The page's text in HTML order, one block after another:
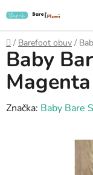
na
obsah
Domů
/ Barefoot obuv /
Baby
Magenta
Značka: Baby Bare